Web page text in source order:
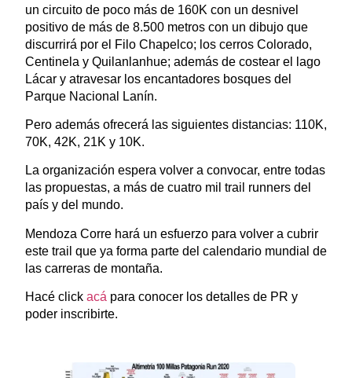
un circuito de poco más de 160K con un desnivel
positivo de más de 8.500 metros con un dibujo que
discurrirá por el Filo Chapelco; los cerros Colorado,
Centinela y Quilanlanhue; además de costear el lago
Lácar y atravesar los encantadores bosques del
Parque Nacional Lanín.
Pero además ofrecerá las siguientes distancias: 110K,
70K, 42K, 21K y 10K.
La organización espera volver a convocar, entre todas
las propuestas, a más de cuatro mil trail runners del
país y del mundo.
Mendoza Corre hará un esfuerzo para volver a cubrir
este trail que ya forma parte del calendario mundial de
las carreras de montaña.
Hacé click acá para conocer los detalles de PR y
poder inscribirte.